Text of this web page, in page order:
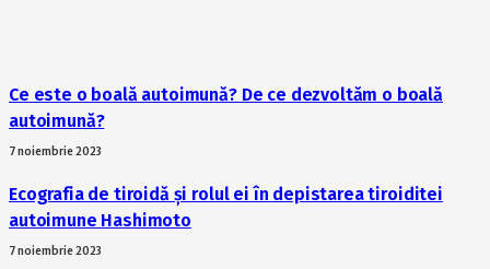
Ce este o boală autoimună? De ce dezvoltăm o boală
autoimună?
7 noiembrie 2023
Ecografia de tiroidă și rolul ei în depistarea tiroiditei
autoimune Hashimoto
7 noiembrie 2023